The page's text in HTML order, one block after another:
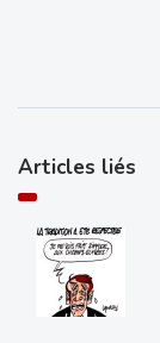
Articles liés